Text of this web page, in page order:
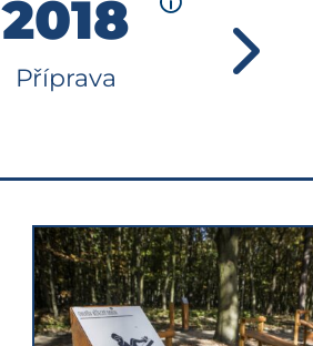
2018
Příprava